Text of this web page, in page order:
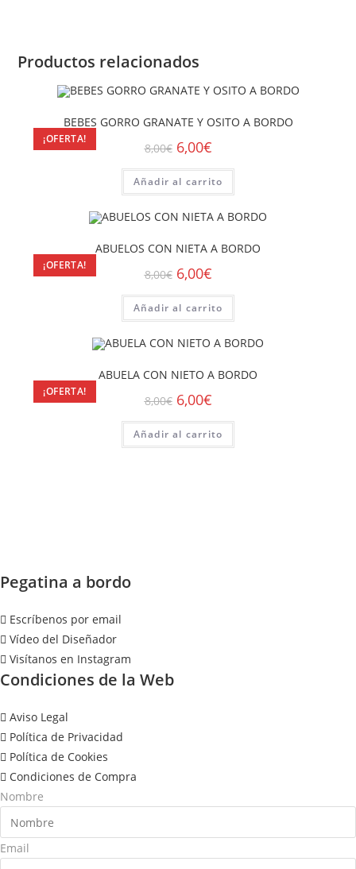
Productos relacionados
¡OFERTA!
BEBES GORRO GRANATE Y OSITO A BORDO
8,00€ 6,00€
Añadir al carrito
¡OFERTA!
ABUELOS CON NIETA A BORDO
8,00€ 6,00€
Añadir al carrito
¡OFERTA!
ABUELA CON NIETO A BORDO
8,00€ 6,00€
Añadir al carrito
Pegatina a bordo
Escríbenos por email
Vídeo del Diseñador
Visítanos en Instagram
Condiciones de la Web
Aviso Legal
Política de Privacidad
Política de Cookies
Condiciones de Compra
Nombre
Email